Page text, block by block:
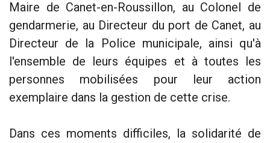
Maire de Canet-en-Roussillon, au Colonel de
gendarmerie, au Directeur du port de Canet, au
Directeur de la Police municipale, ainsi qu'à
l'ensemble de leurs équipes et à toutes les
personnes mobilisées pour leur action
exemplaire dans la gestion de cette crise.
Dans ces moments difficiles, la solidarité de